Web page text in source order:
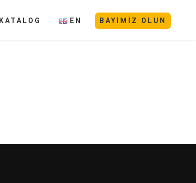
KATALOG EN BAYIMIZ OLUN